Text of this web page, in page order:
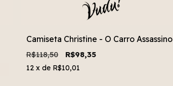
Camiseta Christine - O Carro Assassino
R$118,50 R$98,35
12 x de R$10,01